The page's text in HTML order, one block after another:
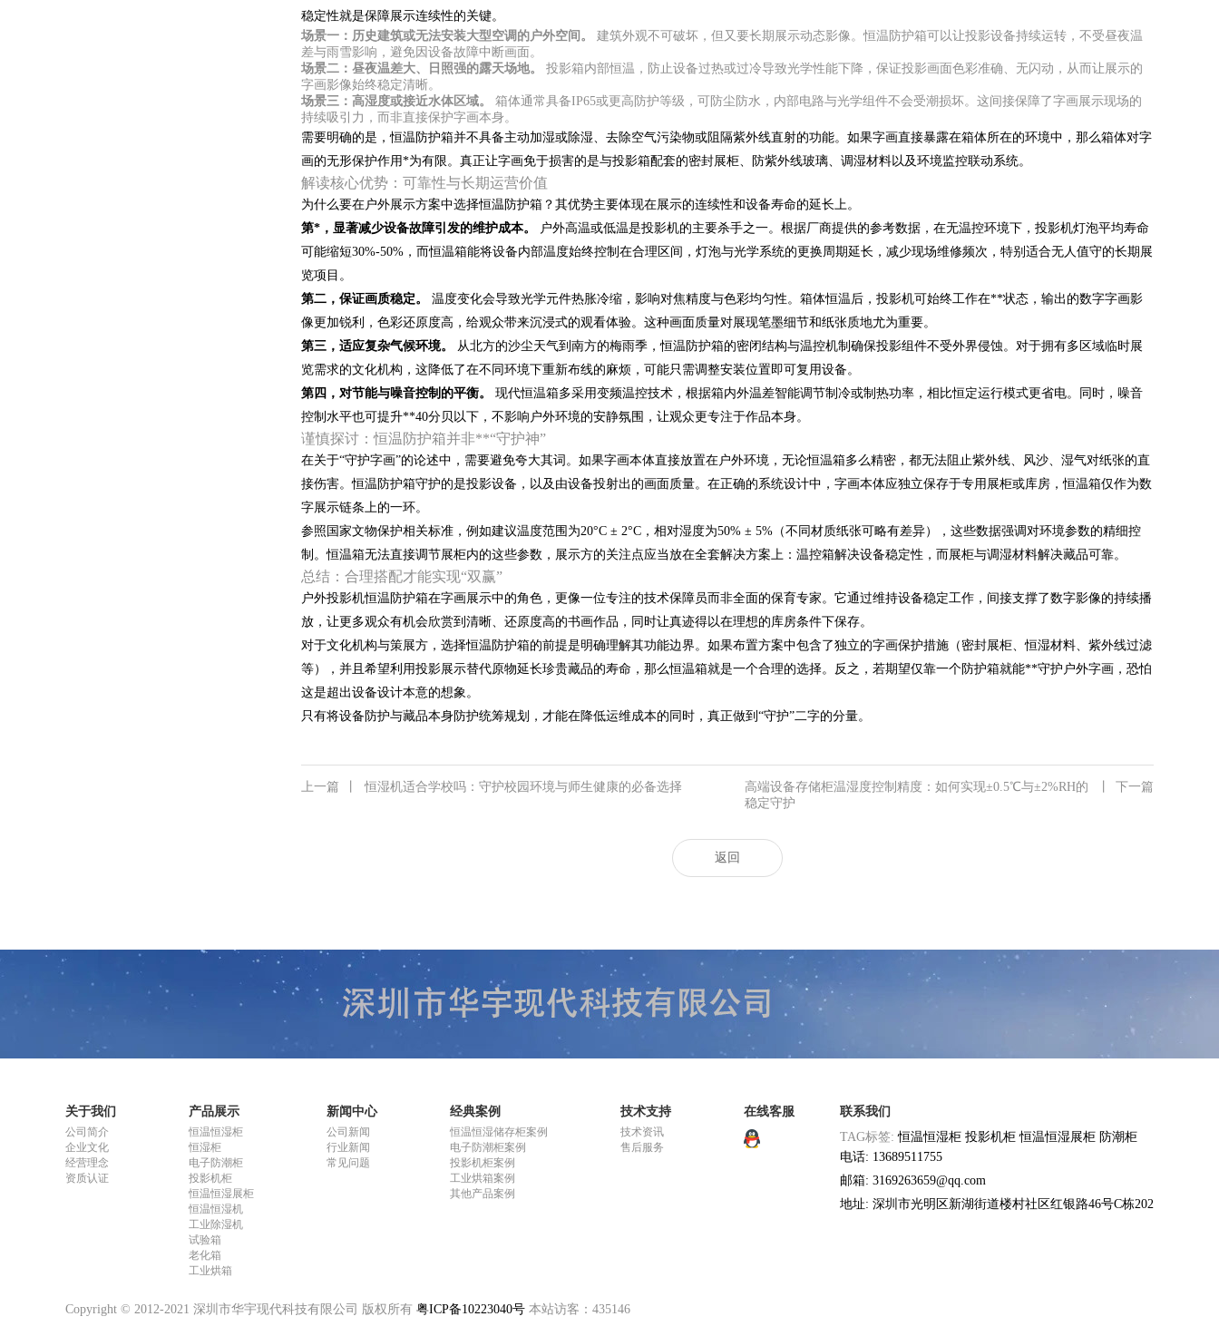
稳定性就是保障展示连续性的关键。
场景一：历史建筑或无法安装大型空调的户外空间。
建筑外观不可破坏，但又要长期展示动态影像。恒温防护箱可以让投影设备持续运转，不受昼夜温
差与雨雪影响，避免因设备故障中断画面。
场景二：昼夜温差大、日照强的露天场地。
投影箱内部恒温，防止设备过热或过冷导致光学性能下降，保证投影画面色彩准确、无闪动，从而让展示的
字画影像始终稳定清晰。
场景三：高湿度或接近水体区域。
箱体通常具备IP65或更高防护等级，可防尘防水，内部电路与光学组件不会受潮损坏。这间接保障了字画展示现场的
持续吸引力，而非直接保护字画本身。
需要明确的是，恒温防护箱并不具备主动加湿或除湿、去除空气污染物或阻隔紫外线直射的功能。如果字画直接暴露在箱体所在的环境中，那么箱体对字
画的无形保护作用*为有限。真正让字画免于损害的是与投影箱配套的密封展柜、防紫外线玻璃、调湿材料以及环境监控联动系统。
解读核心优势：可靠性与长期运营价值
为什么要在户外展示方案中选择恒温防护箱？其优势主要体现在展示的连续性和设备寿命的延长上。
第*，显著减少设备故障引发的维护成本。
户外高温或低温是投影机的主要杀手之一。根据厂商提供的参考数据，在无温控环境下，投影机灯泡平均寿命
可能缩短30%-50%，而恒温箱能将设备内部温度始终控制在合理区间，灯泡与光学系统的更换周期延长，减少现场维修频次，特别适合无人值守的长期展
览项目。
第二，保证画质稳定。
温度变化会导致光学元件热胀冷缩，影响对焦精度与色彩均匀性。箱体恒温后，投影机可始终工作在**状态，输出的数字字画影
像更加锐利，色彩还原度高，给观众带来沉浸式的观看体验。这种画面质量对展现笔墨细节和纸张质地尤为重要。
第三，适应复杂气候环境。
从北方的沙尘天气到南方的梅雨季，恒温防护箱的密闭结构与温控机制确保投影组件不受外界侵蚀。对于拥有多区域临时展
览需求的文化机构，这降低了在不同环境下重新布线的麻烦，可能只需调整安装位置即可复用设备。
第四，对节能与噪音控制的平衡。
现代恒温箱多采用变频温控技术，根据箱内外温差智能调节制冷或制热功率，相比恒定运行模式更省电。同时，噪音
控制水平也可提升**40分贝以下，不影响户外环境的安静氛围，让观众更专注于作品本身。
谨慎探讨：恒温防护箱并非**“守护神”
在关于“守护字画”的论述中，需要避免夸大其词。如果字画本体直接放置在户外环境，无论恒温箱多么精密，都无法阻止紫外线、风沙、湿气对纸张的直
接伤害。恒温防护箱守护的是投影设备，以及由设备投射出的画面质量。在正确的系统设计中，字画本体应独立保存于专用展柜或库房，恒温箱仅作为数
字展示链条上的一环。
参照国家文物保护相关标准，例如建议温度范围为20°C ± 2°C，相对湿度为50% ± 5%（不同材质纸张可略有差异），这些数据强调对环境参数的精细控
制。恒温箱无法直接调节展柜内的这些参数，展示方的关注点应当放在全套解决方案上：温控箱解决设备稳定性，而展柜与调湿材料解决藏品可靠。
总结：合理搭配才能实现“双赢”
户外投影机恒温防护箱在字画展示中的角色，更像一位专注的技术保障员而非全面的保育专家。它通过维持设备稳定工作，间接支撑了数字影像的持续播
放，让更多观众有机会欣赏到清晰、还原度高的书画作品，同时让真迹得以在理想的库房条件下保存。
对于文化机构与策展方，选择恒温防护箱的前提是明确理解其功能边界。如果布置方案中包含了独立的字画保护措施（密封展柜、恒湿材料、紫外线过滤
等），并且希望利用投影展示替代原物延长珍贵藏品的寿命，那么恒温箱就是一个合理的选择。反之，若期望仅靠一个防护箱就能**守护户外字画，恐怕
这是超出设备设计本意的想象。
只有将设备防护与藏品本身防护统筹规划，才能在降低运维成本的同时，真正做到“守护”二字的分量。
上一篇 恒湿机适合学校吗：守护校园环境与师生健康的必备选择 下一篇
高端设备存储柜温湿度控制精度：如何实现±0.5℃与±2%RH的
稳定守护
返回
关于我们
公司简介
企业文化
经营理念
资质认证
产品展示
恒温恒湿柜
恒湿柜
电子防潮柜
投影机柜
恒温恒湿展柜
恒温恒湿机
工业除湿机
试验箱
老化箱
工业烘箱
新闻中心
公司新闻
行业新闻
常见问题
经典案例
恒温恒湿储存柜案例
电子防潮柜案例
投影机柜案例
工业烘箱案例
其他产品案例
技术支持
技术资讯
售后服务
在线客服
联系我们
TAG标签:恒温恒湿柜 投影机柜 恒温恒湿展柜 防潮柜
电话: 13689511755
邮箱: 3169263659@qq.com
地址: 深圳市光明区新湖街道楼村社区红银路46号C栋202
Copyright © 2012-2021 深圳市华宇现代科技有限公司 版权所有 粤ICP备10223040号 本站访客：435146